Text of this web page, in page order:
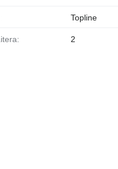
Topline
Litera: 2